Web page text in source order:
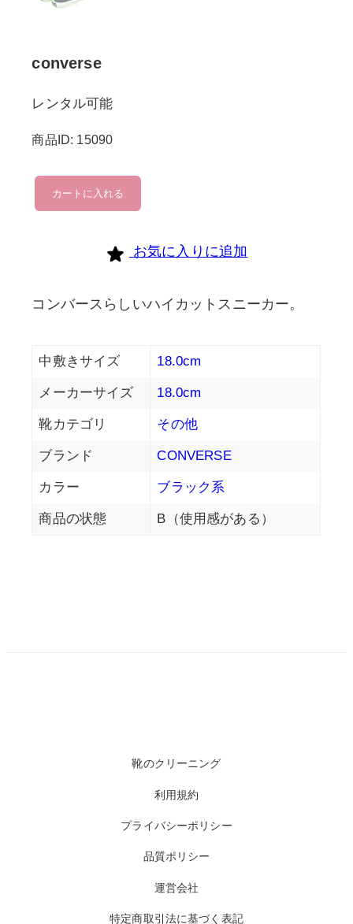
converse
レンタル可能
商品ID: 15090
converse
個
カートに入れる
お気に入りに追加
コンバースらしいハイカットスニーカー。
中敷きサイズ 18.0cm
メーカーサイズ 18.0cm
靴カテゴリ その他
ブランド CONVERSE
カラー ブラック系
商品の状態 B（使用感がある）
靴のクリーニング
利用規約
プライバシーポリシー
品質ポリシー
運営会社
特定商取引法に基づく表記